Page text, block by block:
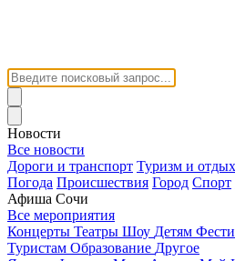
Новости
Все новости
Дороги и транспорт Туризм и отдых
Погода Происшествия Город Спорт
Афиша Сочи
Все мероприятия
Концерты Театры Шоу Детям
Туристам Образование Другое